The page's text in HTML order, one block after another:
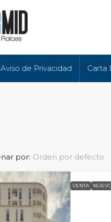
Aviso de Privacidad Carta
por: Orden por defecto
VENTA